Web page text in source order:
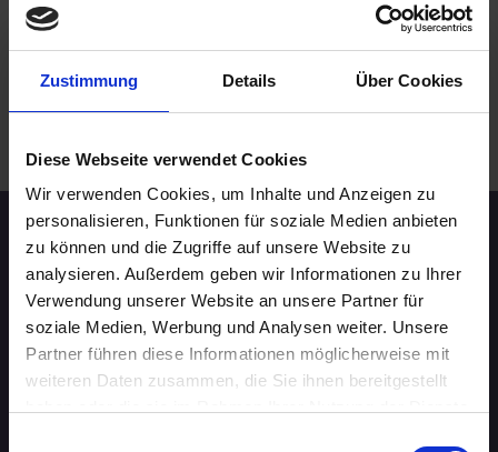
Zustimmung Details Über Cookies
Diese Webseite verwendet Cookies
Wir verwenden Cookies, um Inhalte und Anzeigen zu
personalisieren, Funktionen für soziale Medien anbieten
zu können und die Zugriffe auf unsere Website zu
analysieren. Außerdem geben wir Informationen zu Ihrer
Verwendung unserer Website an unsere Partner für
soziale Medien, Werbung und Analysen weiter. Unsere
Partner führen diese Informationen möglicherweise mit
weiteren Daten zusammen, die Sie ihnen bereitgestellt
Speed-Dating Events
ÜBERSICHT
AUGSBURG